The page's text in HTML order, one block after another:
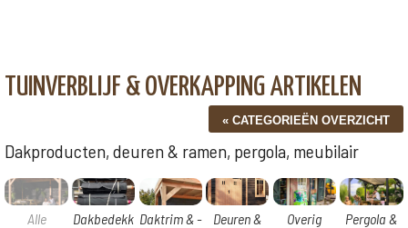
TUINVERBLIJF & OVERKAPPING ARTIKELEN
Dakproducten, deuren & ramen, pergola, meubilair
Alle
Dakbedekk Daktrim & -
Deuren &
Overig
Pergola &